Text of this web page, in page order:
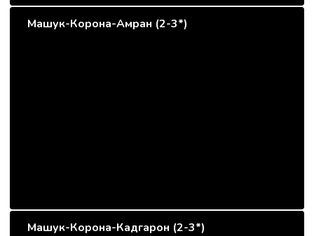
Машук-Корона-Амран (2-3*)
Машук-Корона-Кадгарон (2-3*)